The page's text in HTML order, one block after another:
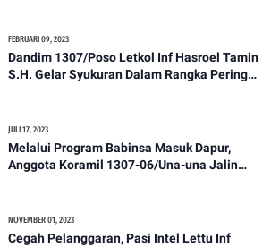
FEBRUARI 09, 2023
Dandim 1307/Poso Letkol Inf Hasroel Tamin
S.H. Gelar Syukuran Dalam Rangka Peringati
JULI 17, 2023
Melalui Program Babinsa Masuk Dapur,
Anggota Koramil 1307-06/Una-una Jalin
NOVEMBER 01, 2023
Cegah Pelanggaran, Pasi Intel Lettu Inf